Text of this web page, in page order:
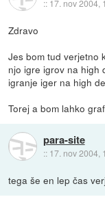
:: 17. nov 2004,
Zdravo
Jes bom tud verjetno
njo igre igrov na high
igranje iger na high
Torej a bom lahko
para-site
:: 17. nov 2004,
tega še en lep čas